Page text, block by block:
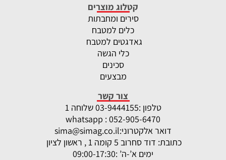
קטלוג מוצרים
סירים ומחבתות
כלים למטבח
גאדגטים למטבח
כלי הגשה
סכינים
מבצעים
צור קשר
טלפון :
03-9444155 שלוחה 1
whatsapp : 052-905-6470
דואר אלקטרוני:sima@simag.co.il
כתובת: דוד סחרוב 5 קומה 1 , ראשון לציון
ימים א’-ה’ :09:00-17:30